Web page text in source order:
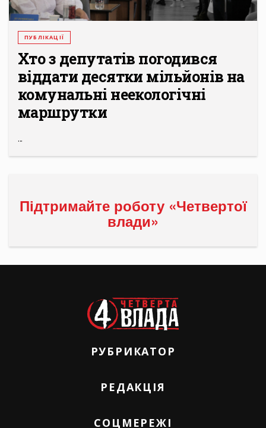
ПУБЛІКАЦІЇ
Хто з депутатів погодився
віддати десятки мільйонів на
комунальні неекологічні
маршрутки
...
Підтримайте роботу «Четвертої
влади»
РУБРИКАТОР
РЕДАКЦІЯ
СОЦМЕРЕЖІ